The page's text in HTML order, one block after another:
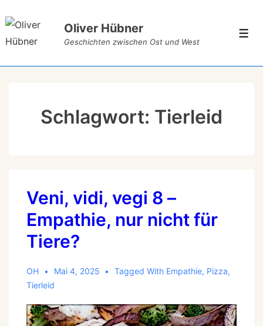
Oliver Hübner
Geschichten zwischen Ost und West
Schlagwort: Tierleid
Veni, vidi, vegi 8 –
Empathie, nur nicht für
Tiere?
OH Mai 4, 2025 Tagged With Empathie, Pizza,
Tierleid